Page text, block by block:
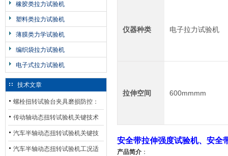
橡胶类拉力试验机
塑料类拉力试验机
薄膜类力学试验机
编织袋拉力试验机
电子式拉力试验机
技术文章
螺栓扭转试验台夹具磨损防控：
材质选型与表面处理的耐用性优
化
传动轴动态扭转试验机关键技术
及产业落地应用
汽车半轴动态扭转试验机关键技
术及产业落地应用
汽车半轴动态扭转试验机工况适
仪器种类 电子拉力试验机
拉伸空间 600mmmm
安全带拉伸强度试验机、安全
产品简介 ：